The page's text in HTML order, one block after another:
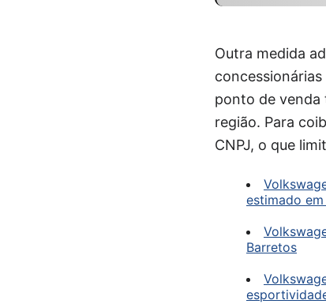
Outra medida
ponto de venda
região. Para
CNPJ, o que
estimado
Barretos